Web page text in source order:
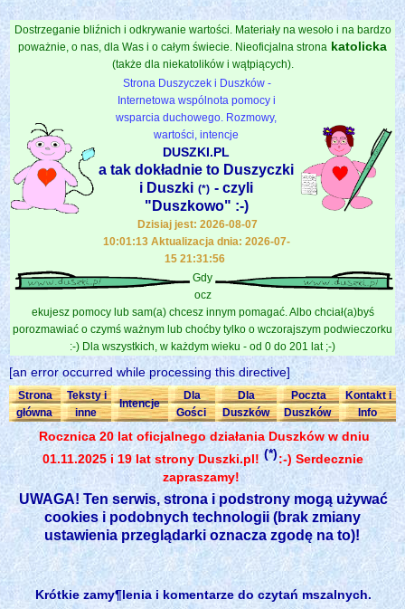
Dostrzeganie bliźnich i odkrywanie wartości. Materiały na wesoło i na bardzo
poważnie, o nas, dla Was i o całym świecie. Nieoficjalna strona katolicka
(także dla niekatolików i wątpiących).
Strona Duszyczek i Duszków -
Internetowa wspólnota pomocy i
wsparcia duchowego. Rozmowy,
wartości, intencje
DUSZKI.PL
a tak dokładnie to Duszyczki
i Duszki (*) - czyli
"Duszkowo" :-)
Dzisiaj jest: 2026-08-07
10:01:13 Aktualizacja dnia: 2026-07-
15 21:31:56
Gdy
ocz
ekujesz pomocy lub sam(a) chcesz innym pomagać. Albo chciał(a)byś
porozmawiać o czymś ważnym lub choćby tylko o wczorajszym podwieczorku
:-) Dla wszystkich, w każdym wieku - od 0 do 201 lat ;-)
[an error occurred while processing this directive]
Strona
główna
Teksty i
inne
Intencje
Dla
Gości
Dla
Duszków
Poczta
Duszków
Kontakt i
Info
Rocznica 20 lat oficjalnego działania Duszków w dniu
01.11.2025 i 19 lat strony Duszki.pl! (*):-) Serdecznie
zapraszamy!
UWAGA! Ten serwis, strona i podstrony mogą używać
cookies i podobnych technologii (brak zmiany
ustawienia przeglądarki oznacza zgodę na to)!
Krótkie zamy¶lenia i komentarze do czytań mszalnych.